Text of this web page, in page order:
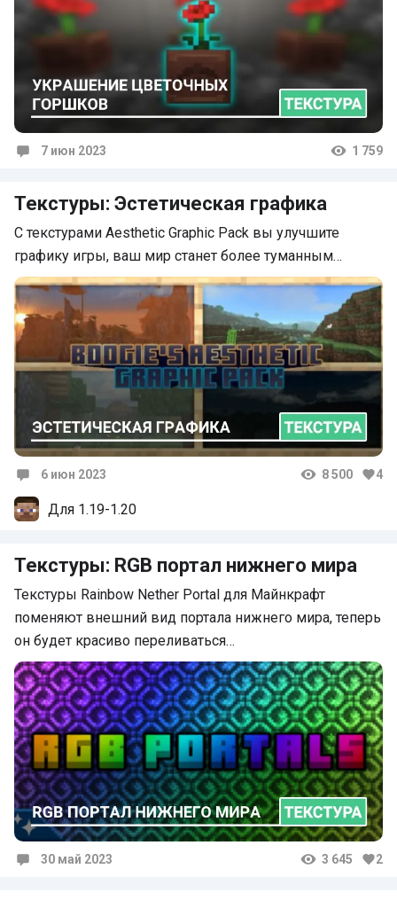
7 июн 2023 1 759
Текстуры: Эстетическая графика
С текстурами Aesthetic Graphic Pack вы улучшите
графику игры, ваш мир станет более туманным…
6 июн 2023 8 500 4
Для 1.19-1.20
Текстуры: RGB портал нижнего мира
Текстуры Rainbow Nether Portal для Майнкрафт
поменяют внешний вид портала нижнего мира, теперь
он будет красиво переливаться…
30 май 2023 3 645 2